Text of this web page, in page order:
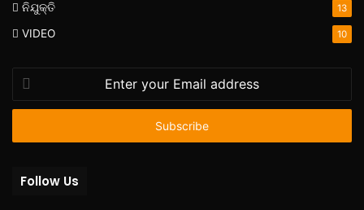
ନିଯୁକ୍ତି 13
VIDEO 10
your
Email
Follow Us